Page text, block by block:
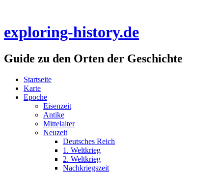
exploring-history.de
Guide zu den Orten der Geschichte
Startseite
Karte
Epoche
Eisenzeit
Antike
Mittelalter
Neuzeit
Deutsches Reich
1. Weltkrieg
2. Weltkrieg
Nachkriegszeit